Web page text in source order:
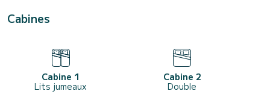
Cabines
Cabine 1
Lits jumeaux
Cabine 2
Double